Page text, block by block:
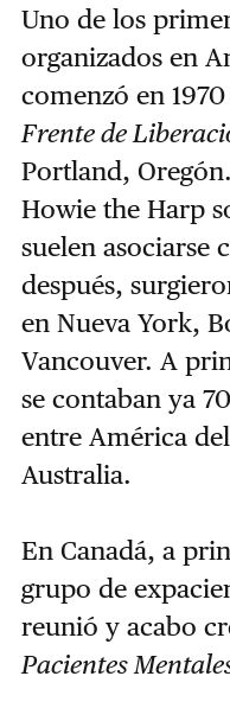
Uno de los
organizados en
comenzó en
Frente de
Portland,
Howie the Harp
suelen asociarse
después,
en Nueva York,
Vancouver. A
se contaban ya
entre América
Australia.
En Canadá, a
grupo de
reunió y acabo
Pacientes